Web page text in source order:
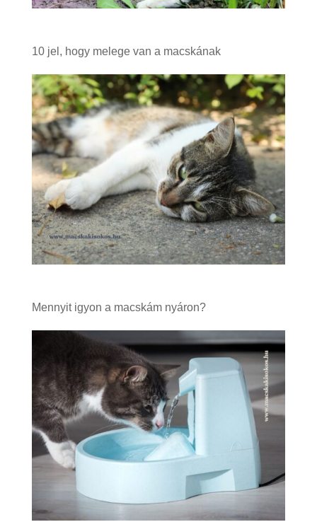
10 jel, hogy melege van a macskának
Mennyit igyon a macskám nyáron?